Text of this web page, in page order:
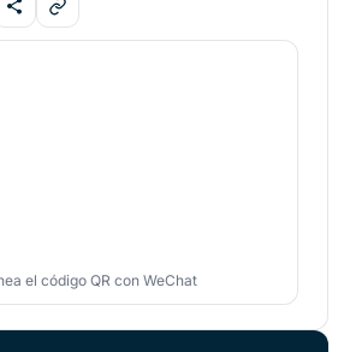
el código QR con WeChat